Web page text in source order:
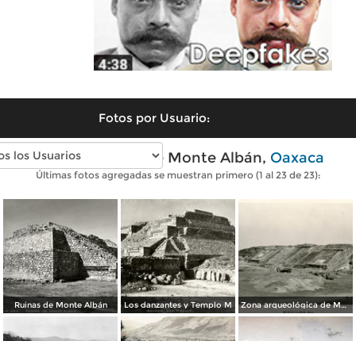
Fotos por Usuario:
Fotos antiguas de Monte Albán, Oaxaca
Últimas fotos agregadas se muestran primero (1 al 23 de 23):
Ruinas de Monte Albán Los danzantes y Templo M Zona arqueológica de Monte Albán